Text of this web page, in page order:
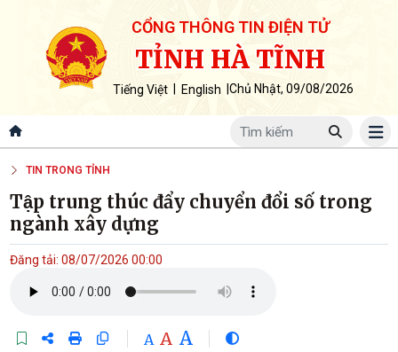
CỔNG THÔNG TIN ĐIỆN TỬ
TỈNH HÀ TĨNH
Tiếng Việt English Chủ Nhật, 09/08/2026
TIN TRONG TỈNH
Tập trung thúc đẩy chuyển đổi số trong
ngành xây dựng
Đăng tải: 08/07/2026 00:00
A A A